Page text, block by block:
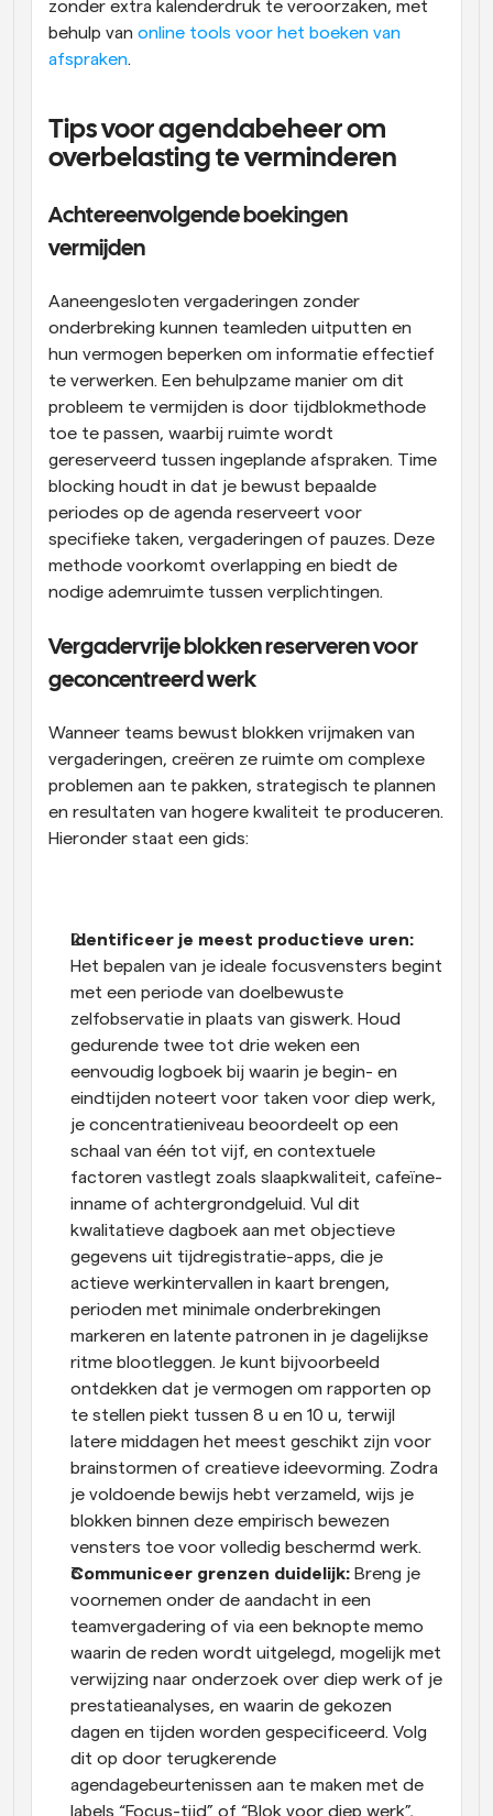
zonder extra kalenderdruk te veroorzaken, met
behulp van online tools voor het boeken van
afspraken.
Tips voor agendabeheer om
overbelasting te verminderen
Achtereenvolgende boekingen
vermijden
Aaneengesloten vergaderingen zonder
onderbreking kunnen teamleden uitputten en
hun vermogen beperken om informatie effectief
te verwerken. Een behulpzame manier om dit
probleem te vermijden is door tijdblokmethode
toe te passen, waarbij ruimte wordt
gereserveerd tussen ingeplande afspraken. Time
blocking houdt in dat je bewust bepaalde
periodes op de agenda reserveert voor
specifieke taken, vergaderingen of pauzes. Deze
methode voorkomt overlapping en biedt de
nodige ademruimte tussen verplichtingen.
Vergadervrije blokken reserveren voor
geconcentreerd werk
Wanneer teams bewust blokken vrijmaken van
vergaderingen, creëren ze ruimte om complexe
problemen aan te pakken, strategisch te plannen
en resultaten van hogere kwaliteit te produceren.
Hieronder staat een gids:
Het bepalen van je ideale focusvensters begint
met een periode van doelbewuste
zelfobservatie in plaats van giswerk. Houd
gedurende twee tot drie weken een
eenvoudig logboek bij waarin je begin- en
eindtijden noteert voor taken voor diep werk,
je concentratieniveau beoordeelt op een
schaal van één tot vijf, en contextuele
factoren vastlegt zoals slaapkwaliteit, cafeïne-
inname of achtergrondgeluid. Vul dit
kwalitatieve dagboek aan met objectieve
gegevens uit tijdregistratie-apps, die je
actieve werkintervallen in kaart brengen,
perioden met minimale onderbrekingen
markeren en latente patronen in je dagelijkse
ritme blootleggen. Je kunt bijvoorbeeld
ontdekken dat je vermogen om rapporten op
te stellen piekt tussen 8 u en 10 u, terwijl
latere middagen het meest geschikt zijn voor
brainstormen of creatieve ideevorming. Zodra
je voldoende bewijs hebt verzameld, wijs je
blokken binnen deze empirisch bewezen
vensters toe voor volledig beschermd werk.
Communiceer grenzen duidelijk: Breng je
voornemen onder de aandacht in een
teamvergadering of via een beknopte memo
waarin de reden wordt uitgelegd, mogelijk met
verwijzing naar onderzoek over diep werk of je
prestatieanalyses, en waarin de gekozen
dagen en tijden worden gespecificeerd. Volg
dit op door terugkerende
agendagebeurtenissen aan te maken met de
labels “Focus-tijd” of “Blok voor diep werk”,